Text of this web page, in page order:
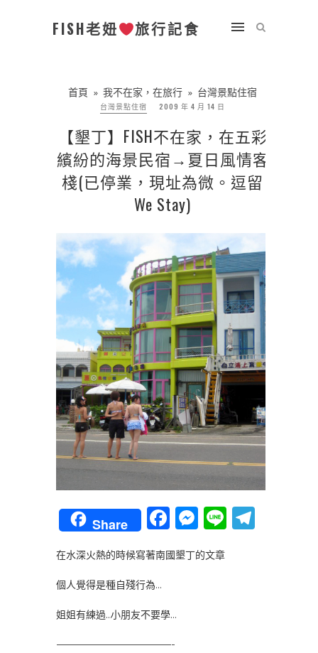
FISH老妞 旅行記食
首頁 » 我不在家，在旅行 » 台灣景點住宿
台灣景點住宿
2009 年 4 月 14 日
【墾丁】FISH不在家，在五彩
繽紛的海景民宿→夏日風情客
棧(已停業，現址為微。逗留
We Stay)
Share Facebook
Messenger
Line
在水深火熱的時候寫著南國墾丁的文章
個人覺得是種自殘行為…
姐姐有練過…小朋友不要學…
———————————————————————-